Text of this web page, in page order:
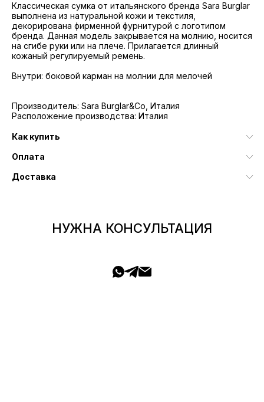
Классическая сумка от итальянского бренда Sara Burglar
выполнена из натуральной кожи и текстиля,
декорирована фирменной фурнитурой с логотипом
бренда. Данная модель закрывается на молнию, носится
на сгибе руки или на плече. Прилагается длинный
кожаный регулируемый ремень.
Внутри: боковой карман на молнии для мелочей
Производитель: Sara Burglar&Co, Италия
Расположение производства: Италия
Как купить
Оплата
Доставка
НУЖНА КОНСУЛЬТАЦИЯ